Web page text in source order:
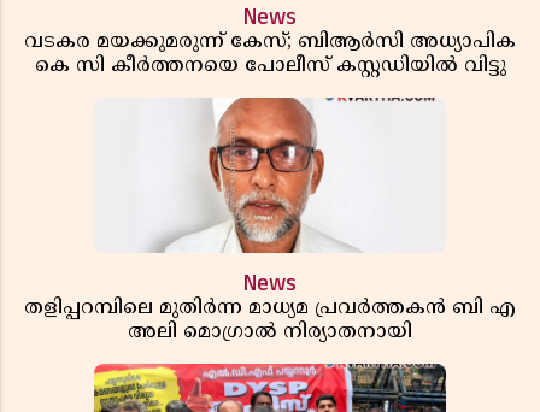
News
വടകര മയക്കുമരുന്ന് കേസ്; ബിആർസി അധ്യാപിക
കെ സി കീർത്തനയെ പോലീസ് കസ്റ്റഡിയിൽ വിട്ടു
News
തളിപ്പറമ്പിലെ മുതിർന്ന മാധ്യമ പ്രവർത്തകൻ ബി എ
അലി മൊഗ്രാൽ നിര്യാതനായി